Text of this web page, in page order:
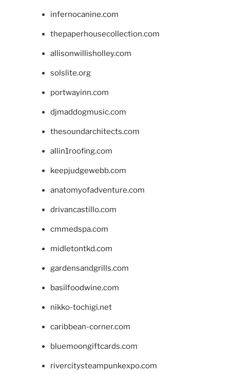
infernocanine.com
thepaperhousecollection.com
allisonwillisholley.com
solslite.org
portwayinn.com
djmaddogmusic.com
thesoundarchitects.com
allin1roofing.com
keepjudgewebb.com
anatomyofadventure.com
drivancastillo.com
cmmedspa.com
midletontkd.com
gardensandgrills.com
basilfoodwine.com
nikko-tochigi.net
caribbean-corner.com
bluemoongiftcards.com
rivercitysteampunkexpo.com